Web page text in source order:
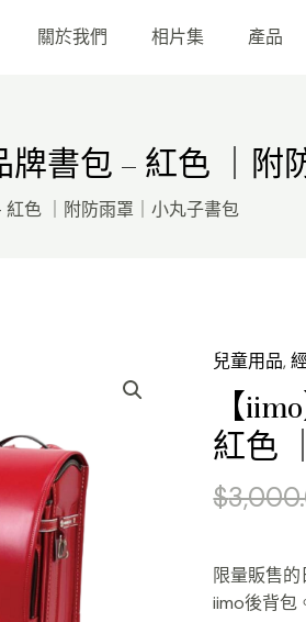
關於我們 相片集 產品
書包 – 紅色 ｜附
色 ｜附防雨罩｜小丸子書包
兒童用品,
【
紅色
$
限量販售
iimo後背包